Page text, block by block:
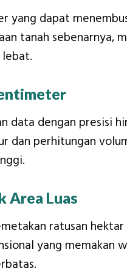
yang dapat
tanah sebenarnya,
data dengan presisi
dan perhitungan
Area Luas
ratusan
yang memakan